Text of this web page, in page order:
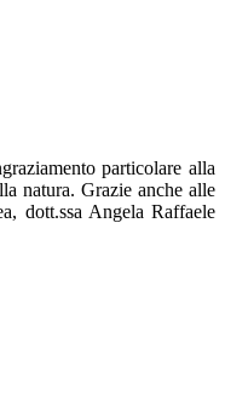
particolare alla
natura. Grazie anche alle
dott.ssa Angela Raffaele